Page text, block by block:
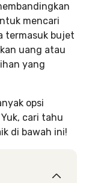
mencari
termasuk bujet
uang atau
yang
opsi
cari tahu
di bawah ini!